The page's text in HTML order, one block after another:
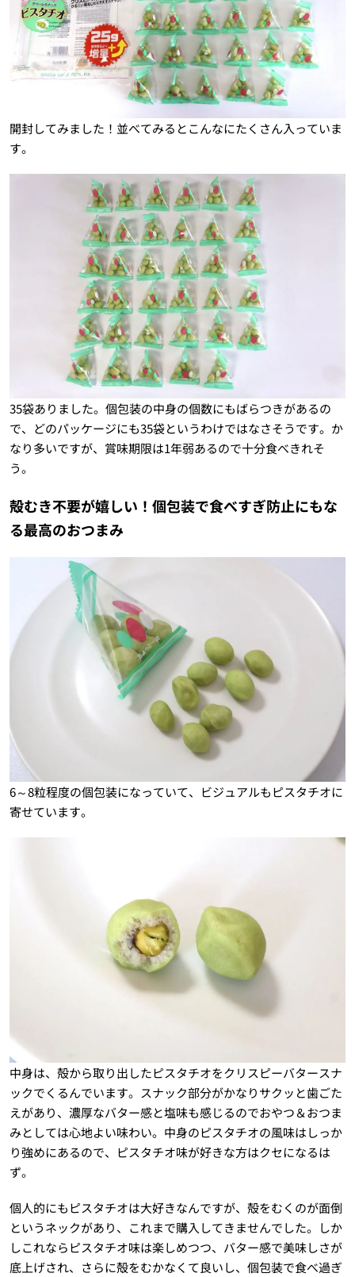
開封してみました！並べてみるとこんなにたくさん入っていま
す。
35袋ありました。個包装の中身の個数にもばらつきがあるの
で、どのパッケージにも35袋というわけではなさそうです。か
なり多いですが、賞味期限は1年弱あるので十分食べきれそ
う。
殻むき不要が嬉しい！個包装で食べすぎ防止にもな
る最高のおつまみ
6～8粒程度の個包装になっていて、ビジュアルもピスタチオに
寄せています。
中身は、殻から取り出したピスタチオをクリスピーバタースナ
ックでくるんでいます。スナック部分がかなりサクッと歯ごた
えがあり、濃厚なバター感と塩味も感じるのでおやつ＆おつま
みとしては心地よい味わい。中身のピスタチオの風味はしっか
り強めにあるので、ピスタチオ味が好きな方はクセになるは
ず。
個人的にもピスタチオは大好きなんですが、殻をむくのが面倒
というネックがあり、これまで購入してきませんでした。しか
しこれならピスタチオ味は楽しめつつ、バター感で美味しさが
底上げされ、さらに殻をむかなくて良いし、個包装で食べ過ぎ